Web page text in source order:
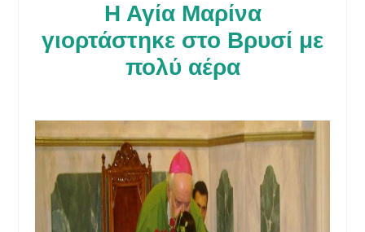
Η Αγία Μαρίνα
γιορτάστηκε στο Βρυσί με
πολύ αέρα